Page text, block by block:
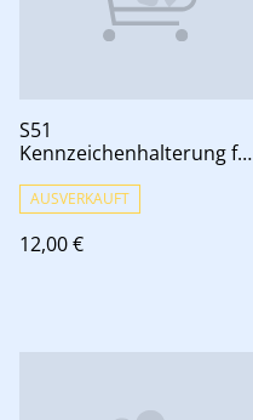
S51
Kennzeichenhalterung für
AUSVERKAUFT
12,00 €